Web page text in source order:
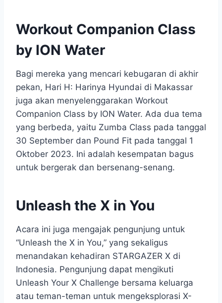
Workout Companion Class
by ION Water
Bagi mereka yang mencari kebugaran di akhir
pekan, Hari H: Harinya Hyundai di Makassar
juga akan menyelenggarakan Workout
Companion Class by ION Water. Ada dua tema
yang berbeda, yaitu Zumba Class pada tanggal
30 September dan Pound Fit pada tanggal 1
Oktober 2023. Ini adalah kesempatan bagus
untuk bergerak dan bersenang-senang.
Unleash the X in You
Acara ini juga mengajak pengunjung untuk
“Unleash the X in You,” yang sekaligus
menandakan kehadiran STARGAZER X di
Indonesia. Pengunjung dapat mengikuti
Unleash Your X Challenge bersama keluarga
atau teman-teman untuk mengeksplorasi X-